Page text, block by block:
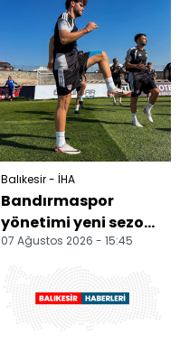
Balıkesir - İHA
Bandırmaspor
yönetimi yeni sezon
hazırlıklarını
07 Ağustos 2026 - 15:45